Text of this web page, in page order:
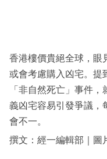
區
香港樓價貴絕全球，眼
或會考慮購入凶宅。提
「非自然死亡」事件
義凶宅容易引發爭議，
會不一。
撰文：經一編輯部｜圖